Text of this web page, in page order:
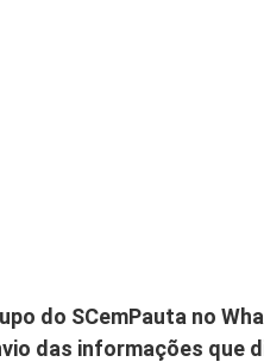
do SCemPauta no
das informações que